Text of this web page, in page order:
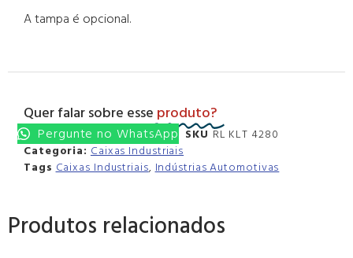
A tampa é opcional.
Quer falar sobre esse produto?
Pergunte no WhatsApp SKURL KLT 4280
Categoria: Caixas Industriais
Tags Caixas Industriais,Indústrias Automotivas
Produtos relacionados